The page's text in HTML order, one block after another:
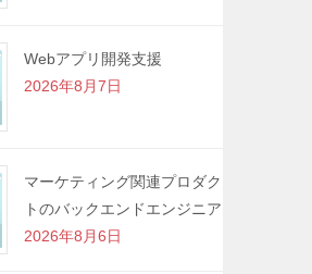
Webアプリ開発支援
2026年8月7日
マーケティング関連プロダク
トのバックエンドエンジニア
2026年8月6日